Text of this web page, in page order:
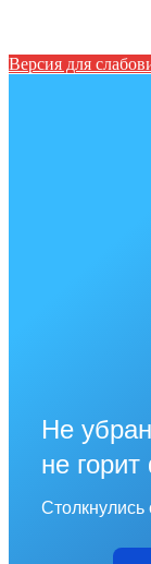
Версия для
Не
не